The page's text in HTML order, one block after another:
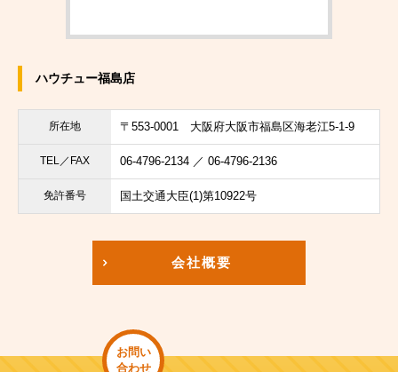
ハウチュー福島店
所在地 〒553-0001 大阪府大阪市福島区海老江5-1-9
TEL／FAX 06-4796-2134 ／ 06-4796-2136
免許番号 国土交通大臣(1)第10922号
会社概要
お問い
合わせ